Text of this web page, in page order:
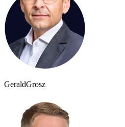
GeraldGrosz